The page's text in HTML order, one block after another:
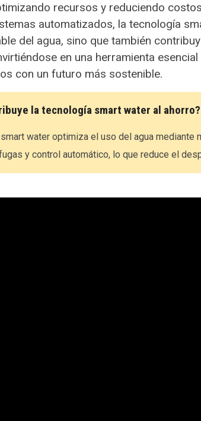
recursos y reduciendo
automatizados, la tecnología
del agua, sino que también
en una herramienta
con un futuro más sostenible.
la tecnología smart water al ahorro?
water optimiza el uso del agua mediante
y control automático, lo que reduce el